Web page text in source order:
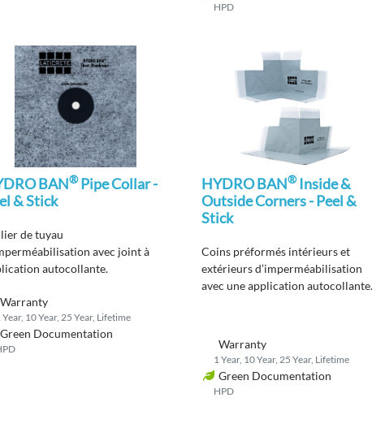
HPD
BAN®Pipe Collar -
& Stick
de tuyau
avec jointà
autocollante.
Warranty
Year, 10 Year, 25 Year, Lifetime
Green Documentation
HYDRO BAN®Inside &
Outside Corners - Peel &
Stick
Coins préformés intérieurs et
extérieurs d’imperméabilisation
avec une application autocollante
Warranty
1 Year, 10 Year, 25 Year, Lifetime
Green Documentation
HPD